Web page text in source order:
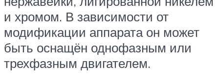
и хромом. В зависимости от
модификации аппарата он может
быть оснащён однофазным или
трехфазным двигателем.